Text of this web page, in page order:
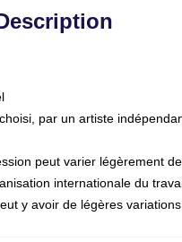
par un artiste
peut varier légèrement
internationale du
y avoir de légères